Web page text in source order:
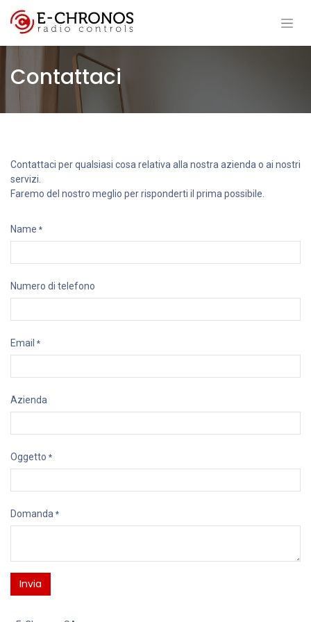
Contattaci
Contattaci per qualsiasi cosa relativa alla nostra azienda o ai nostri
servizi.
Faremo del nostro meglio per risponderti il prima possibile.
Name *
Numero di telefono
Email *
Azienda
Oggetto *
Domanda *
Invia